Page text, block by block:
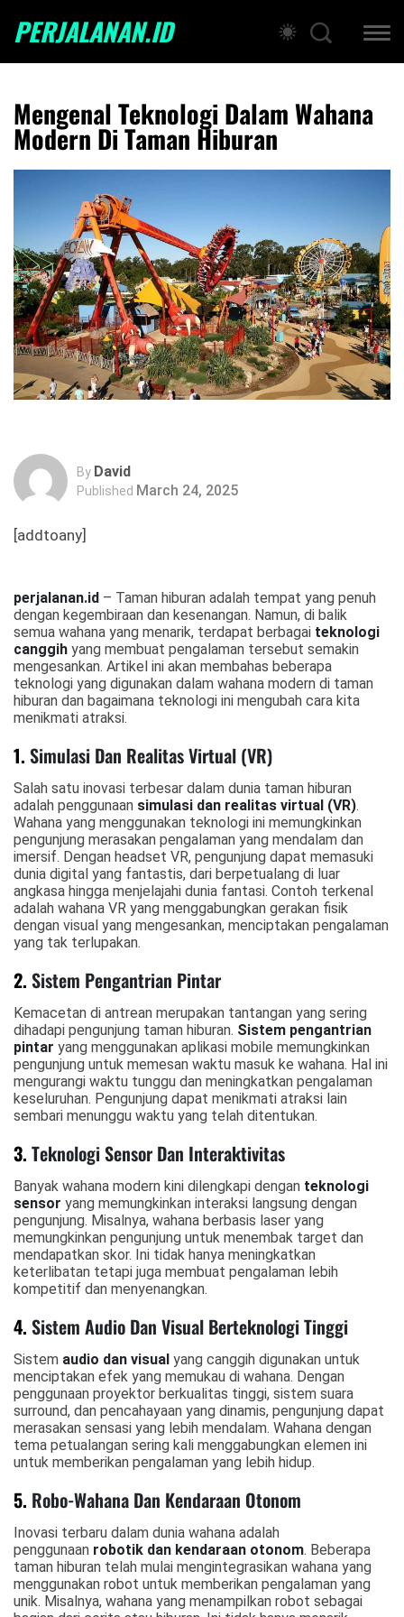
PERJALANAN.ID
Mengenal Teknologi Dalam Wahana
Modern Di Taman Hiburan
By David
Published March 24, 2025
[addtoany]
perjalanan.id – Taman hiburan adalah tempat yang penuh
dengan kegembiraan dan kesenangan. Namun, di balik
semua wahana yang menarik, terdapat berbagai teknologi
canggih yang membuat pengalaman tersebut semakin
mengesankan. Artikel ini akan membahas beberapa
teknologi yang digunakan dalam wahana modern di taman
hiburan dan bagaimana teknologi ini mengubah cara kita
menikmati atraksi.
1. Simulasi Dan Realitas Virtual (VR)
Salah satu inovasi terbesar dalam dunia taman hiburan
adalah penggunaan simulasi dan realitas virtual (VR).
Wahana yang menggunakan teknologi ini memungkinkan
pengunjung merasakan pengalaman yang mendalam dan
imersif. Dengan headset VR, pengunjung dapat memasuki
dunia digital yang fantastis, dari berpetualang di luar
angkasa hingga menjelajahi dunia fantasi. Contoh terkenal
adalah wahana VR yang menggabungkan gerakan fisik
dengan visual yang mengesankan, menciptakan pengalaman
yang tak terlupakan.
2. Sistem Pengantrian Pintar
Kemacetan di antrean merupakan tantangan yang sering
dihadapi pengunjung taman hiburan. Sistem pengantrian
pintar yang menggunakan aplikasi mobile memungkinkan
pengunjung untuk memesan waktu masuk ke wahana. Hal ini
mengurangi waktu tunggu dan meningkatkan pengalaman
keseluruhan. Pengunjung dapat menikmati atraksi lain
sembari menunggu waktu yang telah ditentukan.
3. Teknologi Sensor Dan Interaktivitas
Banyak wahana modern kini dilengkapi dengan teknologi
sensor yang memungkinkan interaksi langsung dengan
pengunjung. Misalnya, wahana berbasis laser yang
memungkinkan pengunjung untuk menembak target dan
mendapatkan skor. Ini tidak hanya meningkatkan
keterlibatan tetapi juga membuat pengalaman lebih
kompetitif dan menyenangkan.
4. Sistem Audio Dan Visual Berteknologi Tinggi
Sistem audio dan visual yang canggih digunakan untuk
menciptakan efek yang memukau di wahana. Dengan
penggunaan proyektor berkualitas tinggi, sistem suara
surround, dan pencahayaan yang dinamis, pengunjung dapat
merasakan sensasi yang lebih mendalam. Wahana dengan
tema petualangan sering kali menggabungkan elemen ini
untuk memberikan pengalaman yang lebih hidup.
5. Robo-Wahana Dan Kendaraan Otonom
Inovasi terbaru dalam dunia wahana adalah
penggunaan robotik dan kendaraan otonom. Beberapa
taman hiburan telah mulai mengintegrasikan wahana yang
menggunakan robot untuk memberikan pengalaman yang
unik. Misalnya, wahana yang menampilkan robot sebagai